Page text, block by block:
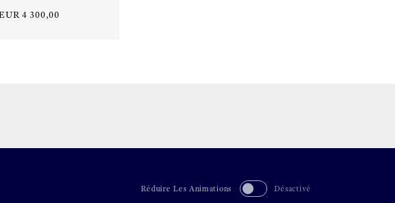
4 300,00
Réduire Les Animations Désactivé